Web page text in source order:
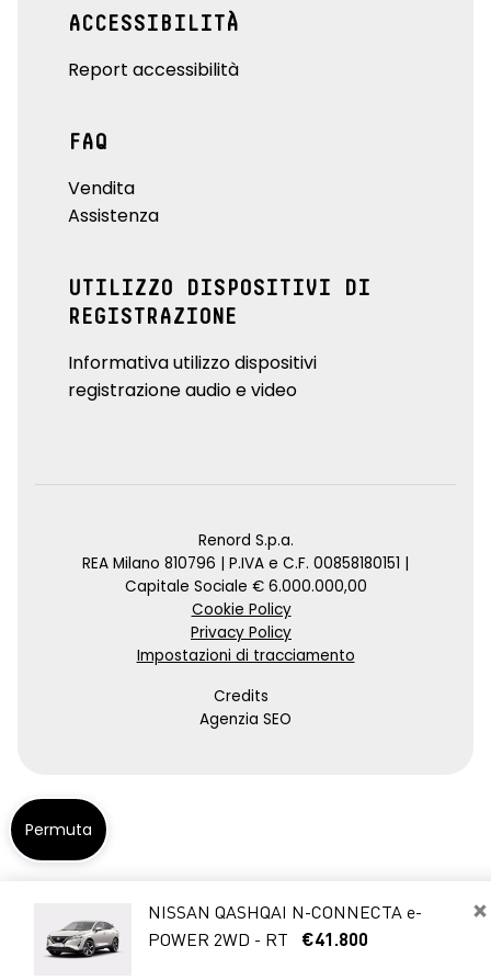
×
NISSAN QASHQAI N-CONNECTA e-
POWER 2WD - RT
€41.800
ACCESSIBILITÀ
Report accessibilità
FAQ
Vendita
Assistenza
UTILIZZO DISPOSITIVI DI
REGISTRAZIONE
Informativa utilizzo dispositivi
registrazione audio e video
Renord S.p.a.
REA Milano 810796 | P.IVA e C.F. 00858180151 |
Capitale Sociale € 6.000.000,00
Cookie Policy
Privacy Policy
Impostazioni di tracciamento
Credits
Agenzia SEO
Permuta